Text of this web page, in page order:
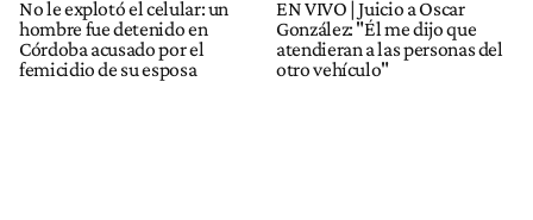
No le explotó el celular: un
hombre fue detenido en
Córdoba acusado por el
femicidio de su esposa
EN VIVO | Juicio a Oscar
González: "Él me dijo que
atendieran a las personas del
otro vehículo"